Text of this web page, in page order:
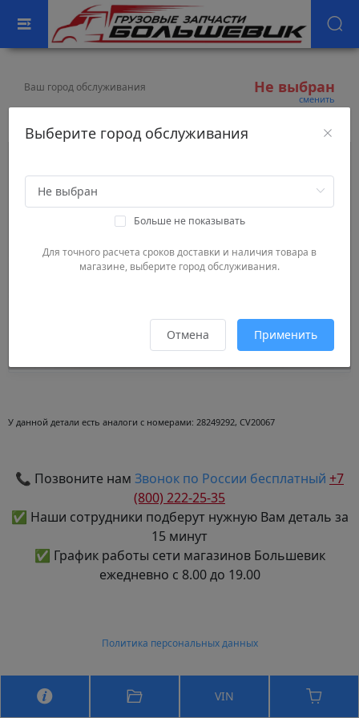
Ваш город обслуживания Не выбран
сменить
Выберите город обслуживания
Больше не показывать
Для точного расчета сроков доставки и наличия товара в
магазине, выберите город обслуживания.
Отмена Применить
AUTOWELT CV20067
У данной детали есть аналоги с номерами: 28249292, CV20067
📞 Позвоните нам Звонок по России бесплатный +7
(800) 222-25-35
✅ Наши сотрудники подберут нужную Вам деталь за
15 минут
✅ График работы сети магазинов Большевик
ежедневно с 8.00 до 19.00
VIN
Политика персональных данных